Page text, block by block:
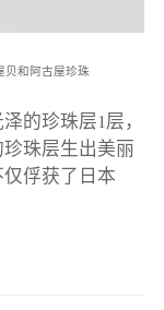
贝和阿古屋珍珠
的珍珠层1层，
珠层生出美丽
俘获了日本